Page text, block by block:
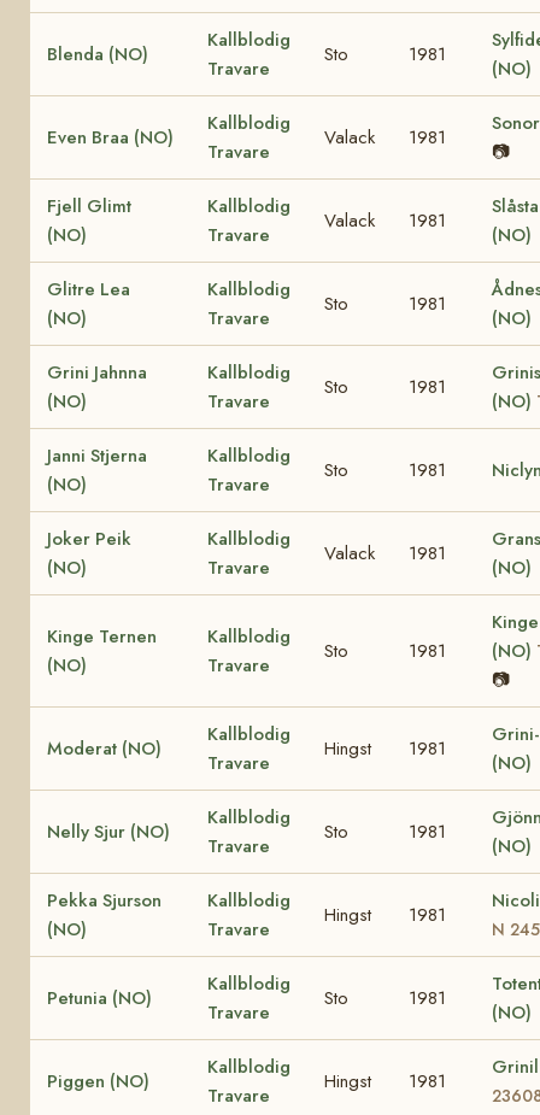
Blenda (NO)
Kallblodig
Travare
Sto 1981
(NO)
Even Braa (NO)
Kallblodig
Travare
Valack 1981
📷
Fjell Glimt
(NO)
Kallblodig
Travare
Valack 1981
(NO)
Glitre Lea
(NO)
Kallblodig
Travare
Sto 1981
(NO)
Grini Jahnna
(NO)
Kallblodig
Travare
Sto 1981
(NO)
Janni Stjerna
(NO)
Kallblodig
Travare
Sto 1981
Joker Peik
(NO)
Kallblodig
Travare
Valack 1981
(NO)
Kinge Ternen
(NO)
Kallblodig
Travare
Sto 1981
(NO)
📷
Moderat (NO)
Kallblodig
Travare
Hingst 1981
(NO)
Nelly Sjur (NO)
Kallblodig
Travare
Sto 1981
(NO)
Pekka Sjurson
(NO)
Kallblodig
Travare
Hingst 1981
N
Petunia (NO)
Kallblodig
Travare
Sto 1981
(NO)
Piggen (NO)
Kallblodig
Travare
Hingst 1981